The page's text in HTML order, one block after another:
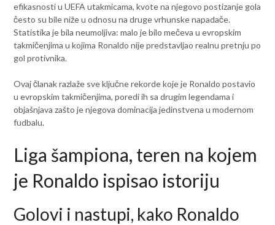
efikasnosti u UEFA utakmicama, kvote na njegovo postizanje gola
često su bile niže u odnosu na druge vrhunske napadače.
Statistika je bila neumoljiva: malo je bilo mečeva u evropskim
takmičenjima u kojima Ronaldo nije predstavljao realnu pretnju po
gol protivnika.
Ovaj članak razlaže sve ključne rekorde koje je Ronaldo postavio
u evropskim takmičenjima, poredi ih sa drugim legendama i
objašnjava zašto je njegova dominacija jedinstvena u modernom
fudbalu.
Liga šampiona, teren na kojem
je Ronaldo ispisao istoriju
Golovi i nastupi, kako Ronaldo